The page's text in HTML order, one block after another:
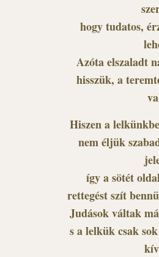
hogy tudatos,
Azóta elszaladt
hisszük, a
Hiszen a
nem éljük
így a sötét
rettegést szít
Judások váltak
s a lelkük csak